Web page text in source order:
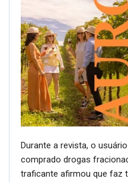
Durante a revista, o
comprado drogas
traficante afirmou que faz